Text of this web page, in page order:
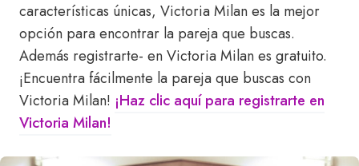
características únicas, Victoria Milan es la mejor
opción para encontrar la pareja que buscas.
Además registrarte- en Victoria Milan es gratuito.
¡Encuentra fácilmente la pareja que buscas con
Victoria Milan! ¡Haz clic aquí para registrarte en
Victoria Milan!